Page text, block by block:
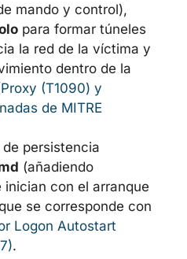
mando y control),
para formar túneles
la red de la víctima y
dentro de la
Proxy (T1090) y
de MITRE
persistencia
(añadiendo
inician con el arranque
se corresponde con
Logon Autostart
.